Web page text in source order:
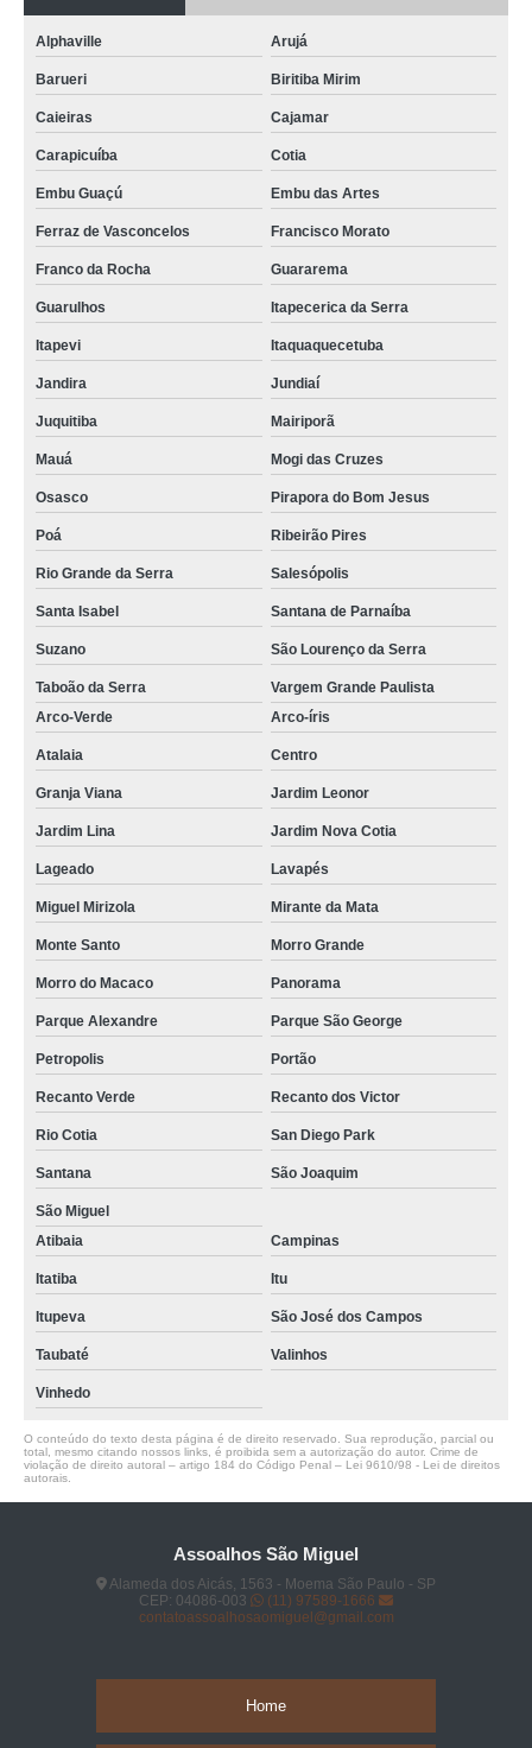
Alphaville Arujá
Barueri Biritiba Mirim
Caieiras Cajamar
Carapicuíba Cotia
Embu Guaçú Embu das Artes
Ferraz de Vasconcelos Francisco Morato
Franco da Rocha Guararema
Guarulhos Itapecerica da Serra
Itapevi Itaquaquecetuba
Jandira Jundiaí
Juquitiba Mairiporã
Mauá Mogi das Cruzes
Osasco Pirapora do Bom Jesus
Poá Ribeirão Pires
Rio Grande da Serra Salesópolis
Santa Isabel Santana de Parnaíba
Suzano São Lourenço da Serra
Taboão da Serra
Vargem Grande Paulista
Arco-Verde
Arco-íris
Atalaia Centro
Granja Viana Jardim Leonor
Jardim Lina Jardim Nova Cotia
Lageado Lavapés
Miguel Mirizola Mirante da Mata
Monte Santo Morro Grande
Morro do Macaco Panorama
Parque Alexandre Parque São George
Petropolis Portão
Recanto Verde Recanto dos Victor
Rio Cotia San Diego Park
Santana São Joaquim
São Miguel
Atibaia
Campinas
Itatiba Itu
Itupeva São José dos Campos
Taubaté Valinhos
Vinhedo
O conteúdo do texto desta página é de direito reservado. Sua reprodução, parcial ou
total, mesmo citando nossos links, é proibida sem a autorização do autor. Crime de
violação de direito autoral – artigo 184 do Código Penal – Lei 9610/98 - Lei de direitos
autorais
Assoalhos São Miguel
Alameda dos Aicás, 1563 - Moema São Paulo - SP
CEP: 04086-003
(11) 97589-1666
contatoassoalhosaomiguel@gmail.com
Home